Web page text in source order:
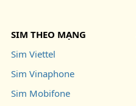
SIM THEO MẠNG
Sim Viettel
Sim Vinaphone
Sim Mobifone